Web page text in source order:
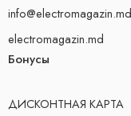
info@electromagazin.md
electromagazin.md
Бонусы
ДИСКОНТНАЯ КАРТА